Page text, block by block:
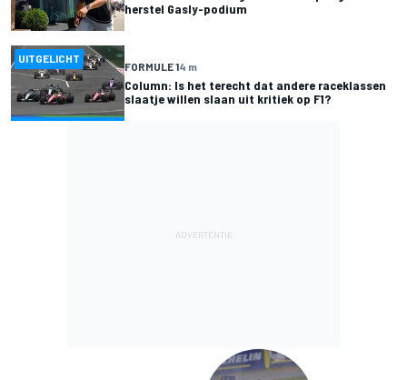
herstel Gasly-podium
UITGELICHT
FORMULE 14 m
Column: Is het terecht dat andere raceklassen
slaatje willen slaan uit kritiek op F1?